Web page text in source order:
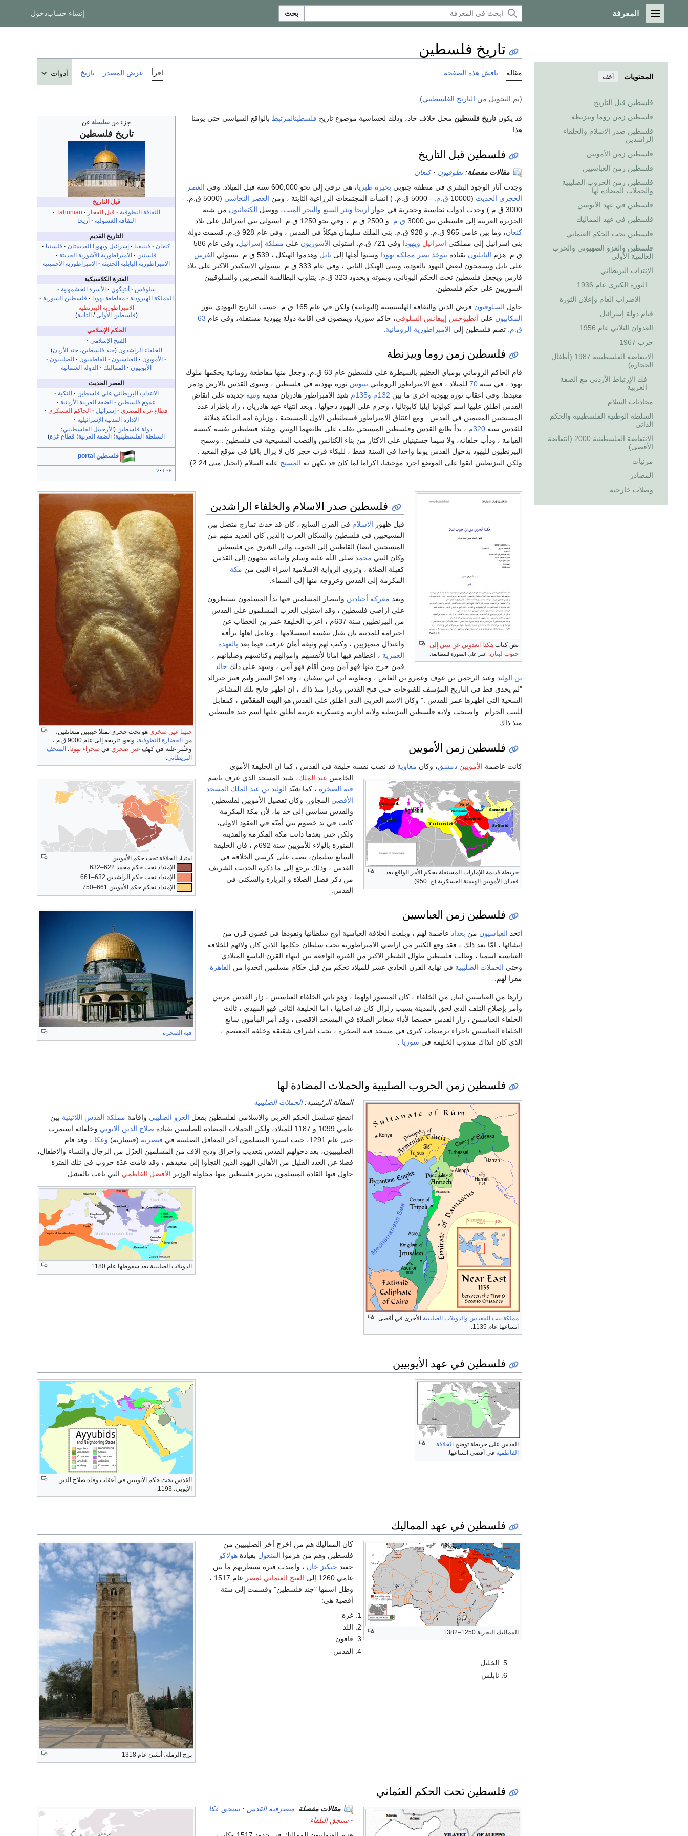
القائمة الرئيسية
المعرفة بحث إنشاء حسابدخول
المحتويات أخف
فلسطين قبل التاريخ
فلسطين زمن روما وبيزنطة
فلسطين صدر الاسلام والخلفاء
الراشدين
فلسطين زمن الأمويين
فلسطين زمن العباسيين
فلسطين زمن الحروب الصليبية
والحملات المضادة لها
فلسطين في عهد الأيوبيين
فلسطين في عهد المماليك
فلسطين تحت الحكم العثماني
فلسطين والغزو الصهيوني والحرب
العالمية الأولي
الإنتداب البريطاني
الثورة الكبرى عام 1936
الاضراب العام وإعلان الثورة
قيام دولة إسرائيل
العدوان الثلاثي عام 1956
حرب 1967
الانتفاضة الفلسطينية 1987 (أطفال
الحجارة)
فك الإرتباط الأردني مع الضفة
الغربية
محادثات السلام
السلطة الوطنية الفلسطينية والحكم
الذاتي
الانتفاضة الفلسطينية 2000 (انتفاضة
الأقصى)
مرئيات
المصادر
وصلات خارجية
تاريخ فلسطين
مقالة ناقش هذه الصفحة اقرأ عرض المصدر تاريخ أدوات
(تم التحويل من التاريخ الفلسطيني)
جزء من سلسلة عن
تاريخ فلسطين
قبل التاريخ
الثقافة النطوفية
قبل الفخار
Tahunian
الثقافة الغسولية
أريحا
التاريخ القديم
كنعان
فينيقيا إسرائيل ويهودا القديمتان
فلستيا
فلستين
الامبراطورية الآشورية الحديثة
الامبراطورية البابلية الحديثة
الامبراطورية الأخمينية
الفترة الكلاسيكية
سلوقس
أنتيگون
الأسرة الحشمونية
المملكة الهيرودية
مقاطعة يهودا
فلسطين السورية
الامبراطورية البيزنطية
(فلسطين الأولى/الثانية)
الحكم الإسلامي
الفتح الإسلامي
الخلفاء الراشدون (جند فلسطين،جند الأردن)
الأمويون
العباسيون الفاطميون
الصليبيون
الأيوبيون
المماليك الدولة العثمانية
العصر الحديث
الانتداب البريطاني على فلسطين
النكبة
عموم فلسطين
الضفة الغربية الأردنية
قطاع غزة المصري
إسرائيل
الحاكم العسكري
الإدارة المدنية الإسرائيلية
دولة فلسطين (الأرخبيل الفلسطيني؛
السلطة الفلسطينية؛ الضفة الغربية؛ قطاع غزة)
فلسطين portal
v t e
قد يكون تاريخ فلسطين محل خلاف حاد، وذلك لحساسية موضوع تاريخ فلسطينالمرتبط بالواقع السياسي حتى يومنا
هذا.
فلسطين قبل التاريخ
حبيبا عين صخري هو نحت حجري ثمثلا حبيبين متعانقين،
من الحضارة النطوفية
، ويعود تاريخه إلى عام 9000 ق.م.،
وعـُثر عليه في كهف عين صخري في صحراء يهودا المتحف
البريطاني
مقالات مفصلة:نطوفيون
كنعان
وجدت آثار الوجود البشري في منطقة جنوبي بحيرة طبريا، هي ترقى إلى نحو 600,000 سنة قبل الميلاد. وفي
العصر
الحجري الحديث (10000 ق.م. - 5000 ق.م. ) انشأت المجتمعات الزراعية الثابتة ، ومن العصر النحاسي
(5000 ق.م. -
3000 ق.م.) وجدت ادوات نحاسية وحجرية في جوار
أريحا وبئر السبع والبحر الميت، ووصل الكنعانيون من شبه
الجزيرة العربية إلى فلسطين بين 3000
ق.م.
و 2500 ق.م. ، وفي نحو 1250 ق.م. استولى بني اسرائيل على بلاد
كنعان
، وما بين عامي 965 ق.م. و 928 ق.م. بنى الملك سليمان هيكلاً في القدس ، وفي عام 928 ق.م. قسمت دولة
بني اسرائيل إلى مملكتي اسرائيل ويهودا وفي 721 ق.م. استولى الآشوريون على مملكة إسرائيل
، وفي عام 586
ق.م. هزم البابليون بقيادة نبوخذ نصر مملكة يهودا وسبوا أهلها إلى بابل وهدموا الهيكل ، 539 ق.م. يستولي
الفرس
على بابل ويسمحون لبعض اليهود بالعودة، ويبنى الهيكل الثاني ، وفي عام 333 ق.م. يستولي الاسكندر الاكبر على بلاد
فارس ويجعل فلسطين تحت الحكم اليوناني، وبموته وبحدود 323 ق.م. يتناوب البطالسة المصريين والسلوقيين
السوريين على حكم فلسطين.
حاول السلوقيون فرض الدين والثقافة الهلينيستية (اليونانية) ولكن في عام 165 ق.م. حسب التاريخ اليهودي يثور
المكابيون على أنطيوخس إپيفانس السلوقي، حاكم سوريا، ويمضون في اقامة دولة يهودية مستقلة، وفي عام 63
ق.م. تضم فلسطين إلى الامبراطورية الرومانية
فلسطين زمن روما وبيزنطة
نص كتاب هكذا ابعدوني عن بيتي إلى
جنوب لبنان
انقر على الصورة للمطالعة.
قام الحاكم الروماني بومباي العظيم بالسيطرة على فلسطين عام 63 ق.م. وجعل منها مقاطعة رومانية يحكمها ملوك
يهود ، في سنة 70 للميلاد ، قمع الامبراطور الروماني تيتوس ثورة يهودية في فلسطين ، وسوى القدس بالارض ودمر
معبدها. وفي اعقاب ثورة يهودية اخرى ما بين 132م و135م شيد الامبراطور هادريان مدينة وثنية جديدة على انقاض
القدس اطلق عليها اسم كولونيا ايليا كابوتاليا ، وحرم على اليهود دخولها . وبعد انتهاء عهد هادريان ، زاد باطراد عدد
المسيحيين المقيمين في القدس . ومع اعتناق الامبراطور قسطنطين الاول للمسيحية ، وزيارة امه الملكة هيلانة
للقدس سنة 320م
، بدأ طابع القدس وفلسطين المسيحي يغلب على طابعهما الوثني. وشيّد قيطنطين نفسه كنيسة
القيامة ، ودأب خلفائه، ولا سيما جستينيان على الاكثار من بناء الكنائس والنصب المسيحية في فلسطين . وسمح
البيزنطيون لليهود بدخول القدس يوما واحدا في السنة فقط ، للبكاء قرب حجر كان لا يزال باقيا في موقع المعبد .
ولكن البيزنطيين ابقوا على الموضع اجرد موحشا، اكراما لما كان قد تكهن به المسيح عليه السلام (انجيل متى 2:24) .
فلسطين صدر الاسلام والخلفاء الراشدين
امتداد الخلافة تحت حكم الأمويين.
الإمتداد تحت حكم محمد 622–632
الإمتداد تحت حكم الراشدين 632–661
الإمتداد تحكم حكم الأمويين 661–750
قبل ظهور الاسلام في القرن السابع ، كان قد حدث تمازج متصل بين
المسيحيين في فلسطين والسكان العرب (الذين كان العديد منهم من
المسيحيين ايضا) القاطنين إلى الجنوب والى الشرق من فلسطين.
وكان النبي محمدصلى اللّه عليه وسلم واتباعه يتجهون إلى القدس
كقبلة الصلاة ، وتروي الرواية الاسلامية اسراء النبي من مكة
المكرمة إلى القدس وعروجه منها إلى السماء.
وبعد معركة أجنادين وانتصار المسلمين فيها بدأ المسلمون يسيطرون
على اراضي فلسطين ، وقد استولى العرب المسلمون على القدس
من البيزنطيين سنة 637م ، اعرب الخليفة عمر بن الخطاب عن
احترامه للمدينة بان تقبل بنفسه استسلامها ، وعامل اهلها برأفة
واعتدال متميزيين ، وكتب لهم وثيقة أمان عرفت فيما بعد بالعهدة
العمرية ، اعطاهم فيها امانا لأنفسهم واموالهم وكنائسهم وصلبانهم ،
فمن خرج منها فهو آمن ومن أقام فهو آمن ، وشهد على ذلك خالد
بن الوليد وعبد الرحمن بن عوف وعمرو بن العاص ، ومعاوية ابن ابي سفيان ، وقد اقرّ السير وليم فينز جيرالد
"لم يحدق قط في التاريخ المؤسف للفتوحات حتى فتح القدس ونادرا منذ ذاك ، ان اظهر فاتح تلك المشاعر
السخية التي اظهرها عمر للقدس ." وكان الاسم العربي الذي اطلق على القدس هو البيت المقدّس ، كمقابل
للبيت الحرام . واصبحت ولاية فلسطين البيزنطية ولاية ادارية وعسكرية عربية اطلق عليها اسم جند فلسطين
منذ ذاك.
فلسطين زمن الأمويين
خريطة قديمة للإمارات المستقلة بحكم الأمر الواقع بعد
فقدان الأمويين الهيمنة العسكرية (ح. 950).
قبة الصخرة
كانت عاصمة الأمويين دمشق، وكان معاوية قد نصب نفسه خليفة في القدس ، كما ان الخليفة الأموي
الخامس عبد الملك، شيد المسجد الذي عرف ياسم
قبة الصخرة ، كما شيّد الوليد بن عبد الملك المسجد
الأقصى المجاور. وكان تفضيل الأمويين لفلسطين
والقدس سياسي إلى حد ما، لأن مكة المكرمة
كانت في يد خصوم بني أميّة في العقود الاولى،
ولكن حتى بعدما دانت مكة المكرمة والمدينة
المنورة بالولاء للأمويين سنة 692م ، فان الخليفة
السابع سليمان، نصب على كرسي الخلافة في
القدس ، وذلك يرجع إلى ما ذكره الحديث الشريف
من ذكر فضل الصلاة و الزيارة والسكنى في
القدس.
فلسطين زمن العباسيين
اتخذ العباسيون من بغداد عاصمة لهم ، وبلغت الخلافة العباسية اوج سلطانها ونفوذها في غضون قرن من
إنشائها ، امّا بعد ذلك ، فقد وقع الكثير من اراضي الامبراطورية تحت سلطان حكامها الذين كان ولائهم للخلافة
العباسية اسميا ، وظلت فلسطين طوال الشطر الاكبر من الفترة الواقعة بين انتهاء القرن التاسع الميلادي
وحتى الحملات الصليبية في نهاية القرن الحادي عشر للميلاد تحكم من قبل حكام مسلمين اتخذوا من القاهرة
مقرا لهم.
زارها من العباسيين اثنان من الخلفاء ، كان المنصور اولهما ، وهو ثاني الخلفاء العباسيين ، زار القدس مرتين
وأمر بإصلاح التلف الذي لحق بالمدينة بسبب زلزال كان قد اصابها ، اما الخليفة الثاني فهو المهدي ، ثالث
الخلفاء العباسيين ، زار القدس خصيصا لأداء شعائر الصلاة في المسجد الاقصى ، وقد أمر المأمون سابع
الخلفاء العباسيين باجراء ترميمات كبرى في مسجد قبة الصخرة ، تحت اشراف شقيقة وخلفه المعتصم ،
الذي كان انذاك مندوب الخليفة في سوريا
فلسطين زمن الحروب الصليبية والحملات المضادة لها
مملكة بيت المقدس والدويلات الصليبية الأخرى في أقصى
اتساعها عام 1135.
المقالة الرئيسية:الحملات الصليبية
انقطع تسلسل الحكم العربي والاسلامي لفلسطين بفعل الغزو الصليبي واقامة مملكة القدس اللاتينية بين
عامي 1099 و 1187 للميلاد، ولكن الحملات المضادة للصليبيين بقيادة
صلاح الدين الايوبي وخلفائه استمرت
حتى عام 1291، حيث استرد المسلمون آخر المعاقل الصليبية في
قيصرية (قيسارية) وعكا ، وقد قام
الصليبييون، بعد دخولهم القدس بتعذيب واحراق وذبح الاف من المسلمين العزّل من الرجال والنساء والاطفال،
فضلا عن العدد القليل من الأهالي اليهود الذين التجأوا إلى معبدهم ، وقد قامت عدّة حروب في تلك الفترة
حاول فيها القادة المسلمون تحرير فلسطين منها محاولة الوزير الأفضل الفاطمي التي باءت بالفشل.
الدويلات الصليبية بعد سقوطها عام 1180
فلسطين في عهد الأيوبيين
القدس على خريطة توضح الخلافة
الفاطمية في أقصى اتساعها.
القدس تحت حكم الأيوبيين في أعقاب وفاة صلاح الدين
الأيوبي، 1193.
فلسطين في عهد المماليك
المماليك البحرية 1250–1382
برج الرملة، أنشئ عام 1318
كان المماليك هم من اخرج آخر الصليبيين من
فلسطين وهم من هزموا المنغول بقيادة هولاكو
حفيد جنكيز خان ، وامتدت فترة سيطرتهم ما بين
عامي 1260 إلى
الفتح العثماني لمصر
عام 1517 ،
وظل اسمها "جند فلسطين" وقسمت إلى ستة
أقضية هي:
غزة
اللد
قاقون
القدس
الخليل
نابلس
فلسطين تحت الحكم العثماني
مقالات مفصلة: متصرفية القدس
سنجق عكا
سنجق البلقاء